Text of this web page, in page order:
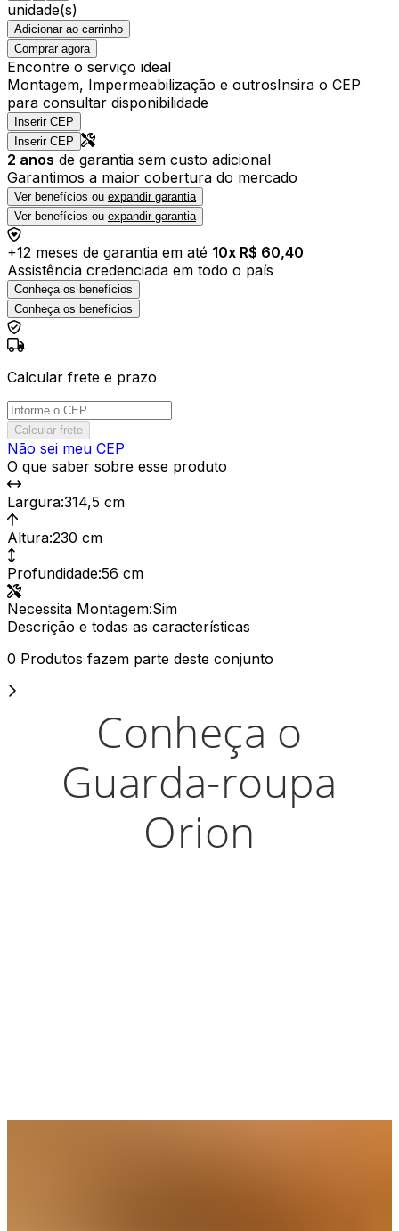
unidade(s)
Adicionar ao carrinho
Comprar agora
Encontre o serviço ideal
Montagem, Impermeabilização e outrosInsira o CEP
para consultar disponibilidade
Inserir CEP
Inserir CEP
2 anos de garantia sem custo adicional
Garantimos a maior cobertura do mercado
Ver benefícios ou expandir garantia
Ver benefícios ou expandir garantia
+12 meses de garantia em até 10x R$ 60,40
Assistência credenciada em todo o país
Conheça os benefícios
Conheça os benefícios
Calcular frete e prazo
Calcular frete
Não sei meu CEP
O que saber sobre esse produto
Largura:314,5 cm
Altura:230 cm
Profundidade:56 cm
Necessita Montagem:Sim
Descrição e todas as características
0 Produtos fazem parte deste conjunto
Conheça o
Guarda-roupa
Orion